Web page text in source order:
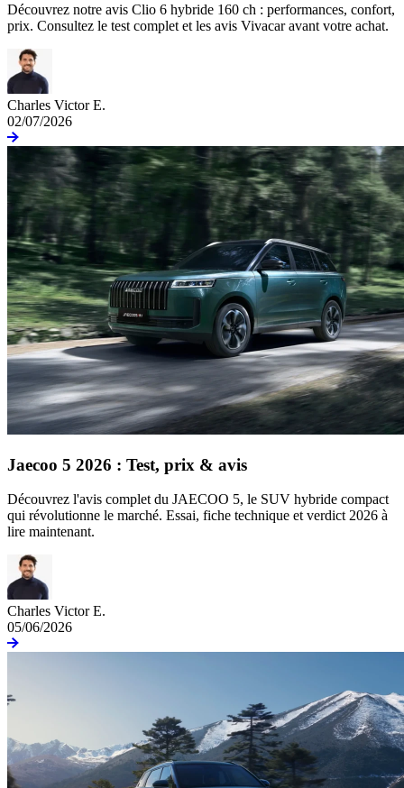
Découvrez notre avis Clio 6 hybride 160 ch : performances, confort,
prix. Consultez le test complet et les avis Vivacar avant votre achat.
Charles Victor E.
02/07/2026
Jaecoo 5 2026 : Test, prix & avis
Découvrez l'avis complet du JAECOO 5, le SUV hybride compact
qui révolutionne le marché. Essai, fiche technique et verdict 2026 à
lire maintenant.
Charles Victor E.
05/06/2026